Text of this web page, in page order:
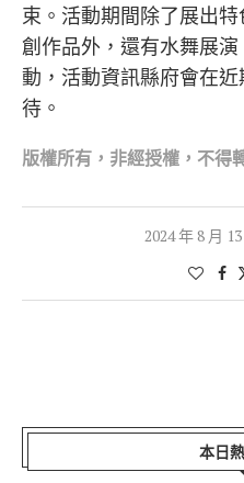
束。活動期間除了展出
創作品外，還有水舞展
動，活動資訊縣府會在
待。
版權所有，非經授權，不得
2024 年 8 月
本日